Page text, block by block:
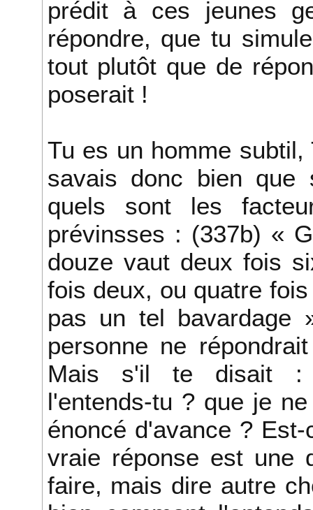
prédit à ces jeunes
répondre, que tu
tout plutôt que de
poserait !
Tu es un homme
savais donc bien que
quels sont les
prévinsses : (337b) «
douze vaut deux fois
fois deux, ou quatre
pas un tel bavardage
personne ne
Mais s'il te disait :
l'entends-tu ? que je
énoncé d'avance ?
vraie réponse est une
faire, mais dire autre